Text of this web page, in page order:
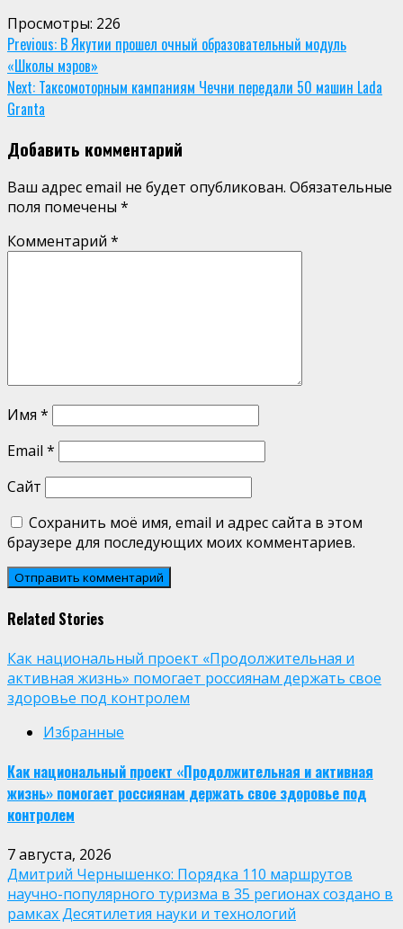
Просмотры: 226
Continue
Reading
Previous: В Якутии прошел очный образовательный модуль
«Школы мэров»
Next: Таксомоторным кампаниям Чечни передали 50 машин Lada
Granta
Добавить комментарий
Ваш адрес email не будет опубликован. Обязательные
поля помечены *
Комментарий *
Имя *
Email *
Сайт
Сохранить моё имя, email и адрес сайта в этом
браузере для последующих моих комментариев.
Related Stories
Как национальный проект «Продолжительная и
активная жизнь» помогает россиянам держать свое
здоровье под контролем
Избранные
Как национальный проект «Продолжительная и активная
жизнь» помогает россиянам держать свое здоровье под
контролем
7 августа, 2026
Дмитрий Чернышенко: Порядка 110 маршрутов
научно-популярного туризма в 35 регионах создано в
рамках Десятилетия науки и технологий